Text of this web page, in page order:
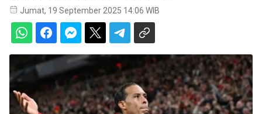
Jumat, 19 September 2025 14:06 WIB